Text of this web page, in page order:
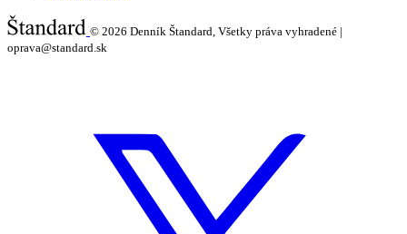
© 2026 Denník Štandard, Všetky práva vyhradené |
oprava@standard.sk